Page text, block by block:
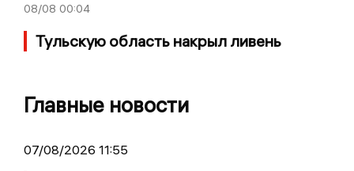
08/08 00:04
Тульскую область накрыл ливень
Главные новости
07/08/2026 11:55